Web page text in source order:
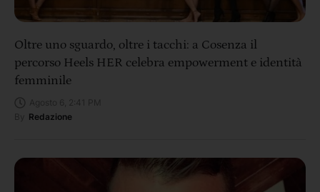
Oltre uno sguardo, oltre i tacchi: a Cosenza il
percorso Heels HER celebra empowerment e identità
femminile
Redazione